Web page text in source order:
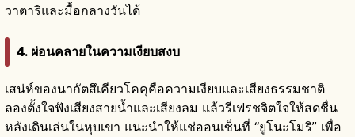
วาตาริและมื้อกลางวันได้
4. ผ่อนคลายในความเงียบสงบ
เสน่ห์ของนากัตสึเคียวโคคุคือความเงียบและเสียงธรรมชาติ
ลองตั้งใจฟังเสียงสายน้ำและเสียงลม แล้วรีเฟรชจิตใจให้สดชื่น
หลังเดินเล่นในหุบเขา แนะนำให้แช่ออนเซ็นที่ “ยูโนะโมริ” เพื่อ